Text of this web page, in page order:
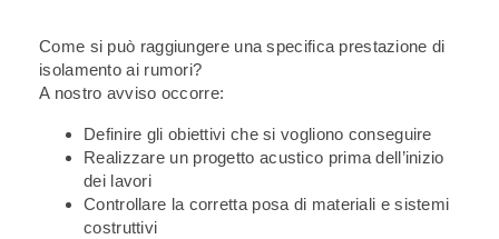
Come si può raggiungere una specifica prestazione di
isolamento ai rumori?
A nostro avviso occorre:
Definire gli obiettivi che si vogliono conseguire
Realizzare un progetto acustico prima dell’inizio
dei lavori
Controllare la corretta posa di materiali e sistemi
costruttivi